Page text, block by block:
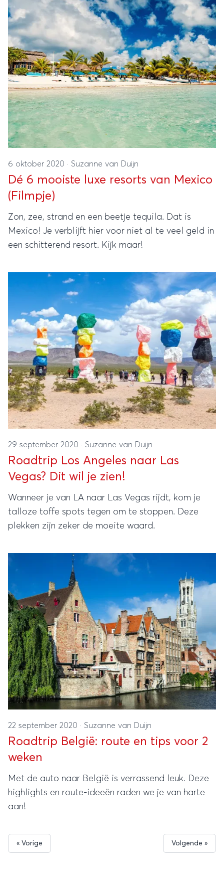
6 oktober 2020 · Suzanne van Duijn
Dé 6 mooiste luxe resorts van Mexico
(Filmpje)
Zon, zee, strand en een beetje tequila. Dat is
Mexico! Je verblijft hier voor niet al te veel geld in
een schitterend resort. Kijk maar!
29 september 2020 · Suzanne van Duijn
Roadtrip Los Angeles naar Las
Vegas? Dit wil je zien!
Wanneer je van LA naar Las Vegas rijdt, kom je
talloze toffe spots tegen om te stoppen. Deze
plekken zijn zeker de moeite waard.
22 september 2020 · Suzanne van Duijn
Roadtrip België: route en tips voor 2
weken
Met de auto naar België is verrassend leuk. Deze
highlights en route-ideeën raden we je van harte
aan!
« Vorige Volgende »